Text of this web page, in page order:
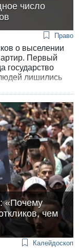
число
Право
о выселении
Первый
государство
лишились
«Почему
чем
Калейдоскоп